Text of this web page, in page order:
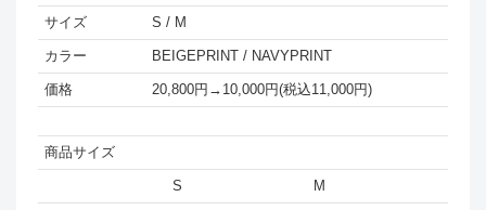
サイズ S / M
カラー BEIGEPRINT / NAVYPRINT
価格 20,800円→ 10,000円(税込11,000円)
商品サイズ
S M